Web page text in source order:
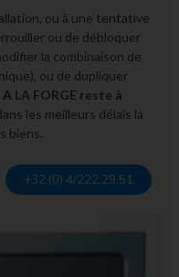
ou à une tentative
ou de débloquer
la combinaison de
ou de dupliquer
LA FORGE reste à
les meilleurs délais la
biens.
+32 (0) 4/222.29.51